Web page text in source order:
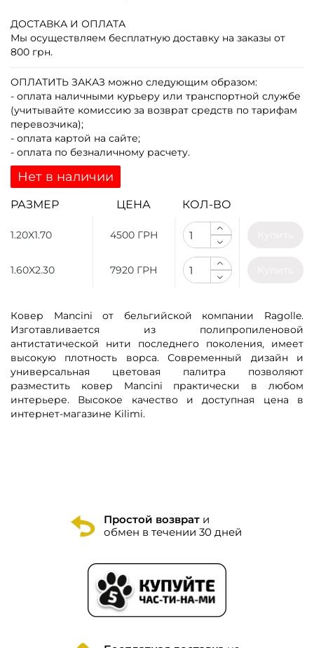
ДОСТАВКА И ОПЛАТА
Мы осуществляем бесплатную доставку на заказы от
800 грн.
ОПЛАТИТЬ ЗАКАЗ можно следующим образом:
- оплата наличными курьеру или транспортной службе
(учитывайте комиссию за возврат средств по тарифам
перевозчика);
- оплата картой на сайте;
- оплата по безналичному расчету.
Нет в наличии
РАЗМЕР ЦЕНА КОЛ-ВО
1.20X1.70 4500 ГРН
1.60X2.30 7920 ГРН
Ковер Mancini от бельгийской компании Ragolle.
Изготавливается из полипропиленовой
антистатической нити последнего поколения, имеет
высокую плотность ворса. Современный дизайн и
универсальная цветовая палитра позволяют
разместить ковер Mancini практически в любом
интерьере. Высокое качество и доступная цена в
интернет-магазине Kilimi.
Простой возврати
обмен в течении 30 дней